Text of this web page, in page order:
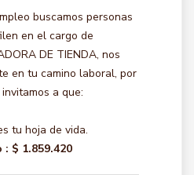
buscamos personas
en el cargo de
DE TIENDA, nos
en tu camino laboral, por
a que:
tu hoja de vida.
: $ 1.859.420